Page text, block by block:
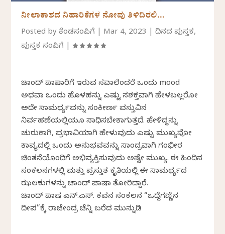
ನೀಲಾಕಾಶದ ನಿಹಾರಿಕೆಗಳ ನೋವು ತಿಳಿದಿರಲಿ…
Posted byಕೆಂಡಸಂಪಿಗೆ Mar 4, 2023 |ದಿನದ ಪುಸ್ತಕ,
ಪುಸ್ತಕ ಸಂಪಿಗೆ |
ಚಾಂದ್ ಪಾಷಾರಿಗೆ ಇರುವ ಸವಾಲೆಂದರೆ ಒಂದು mood
ಅಥವಾ ಒಂದು ಹೊಳಹನ್ನು ಎಷ್ಟು ಸಶಕ್ತವಾಗಿ ಹೇಳಬಲ್ಲರೋ
ಅದೇ ಸಾಮರ್ಥ್ಯವನ್ನು ಸಂಕೀರ್ಣ ವಸ್ತುವಿನ
ನಿರ್ವಹಣೆಯಲ್ಲಿಯೂ ಸಾಧಿಸಬೇಕಾಗುತ್ತದೆ. ಹೇಳಿದ್ದನ್ನು
ಚುರುಕಾಗಿ, ಪ್ರಭಾವಿಯಾಗಿ ಹೇಳುವುದು ಎಷ್ಟು ಮುಖ್ಯವೋ
ಕಾವ್ಯದಲ್ಲಿ ಒಂದು ಅನುಭವವನ್ನು ಸಾಂದ್ರವಾಗಿ ಗಂಭೀರ
ಚಿಂತನೆಯೊಂದಿಗೆ ಅಭಿವ್ಯಕ್ತಿಸುವುದು ಅಷ್ಟೇ ಮುಖ್ಯ. ಈ ಹಿಂದಿನ
ಸಂಕಲನಗಳಲ್ಲಿ ಮತ್ತು ಪ್ರಸ್ತುತ ಕೃತಿಯಲ್ಲಿ ಈ ಸಾಮರ್ಥ್ಯದ
ಝಲಕುಗಳನ್ನು ಚಾಂದ್‌ ಪಾಷಾ ತೋರಿದ್ದಾರೆ.
ಚಾಂದ್‌ ಪಾಷ ಎನ್.ಎಸ್. ಕವನ ಸಂಕಲನ “ಒದ್ದೆಗಣ್ಣಿನ
ದೀಪ”ಕ್ಕೆ ರಾಜೇಂದ್ರ ಚೆನ್ನಿ ಬರೆದ ಮುನ್ನುಡಿ